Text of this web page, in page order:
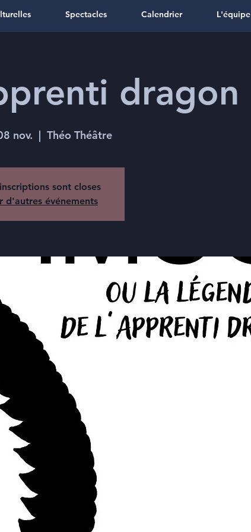
dragon
nov.
  |
Théo Théâtre
sont closes
d'autres événements
Spectacles Calendrier L'équipe